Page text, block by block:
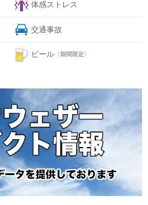
体感ストレス
交通事故
ビール 〈期間限定〉